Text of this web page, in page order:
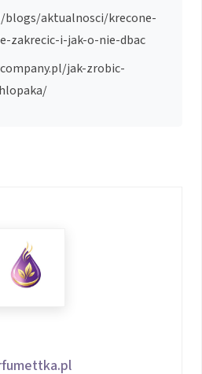
aktualnosci/krecone-
zakrecic-i-jak-o-nie-dbac
jak-zrobic-